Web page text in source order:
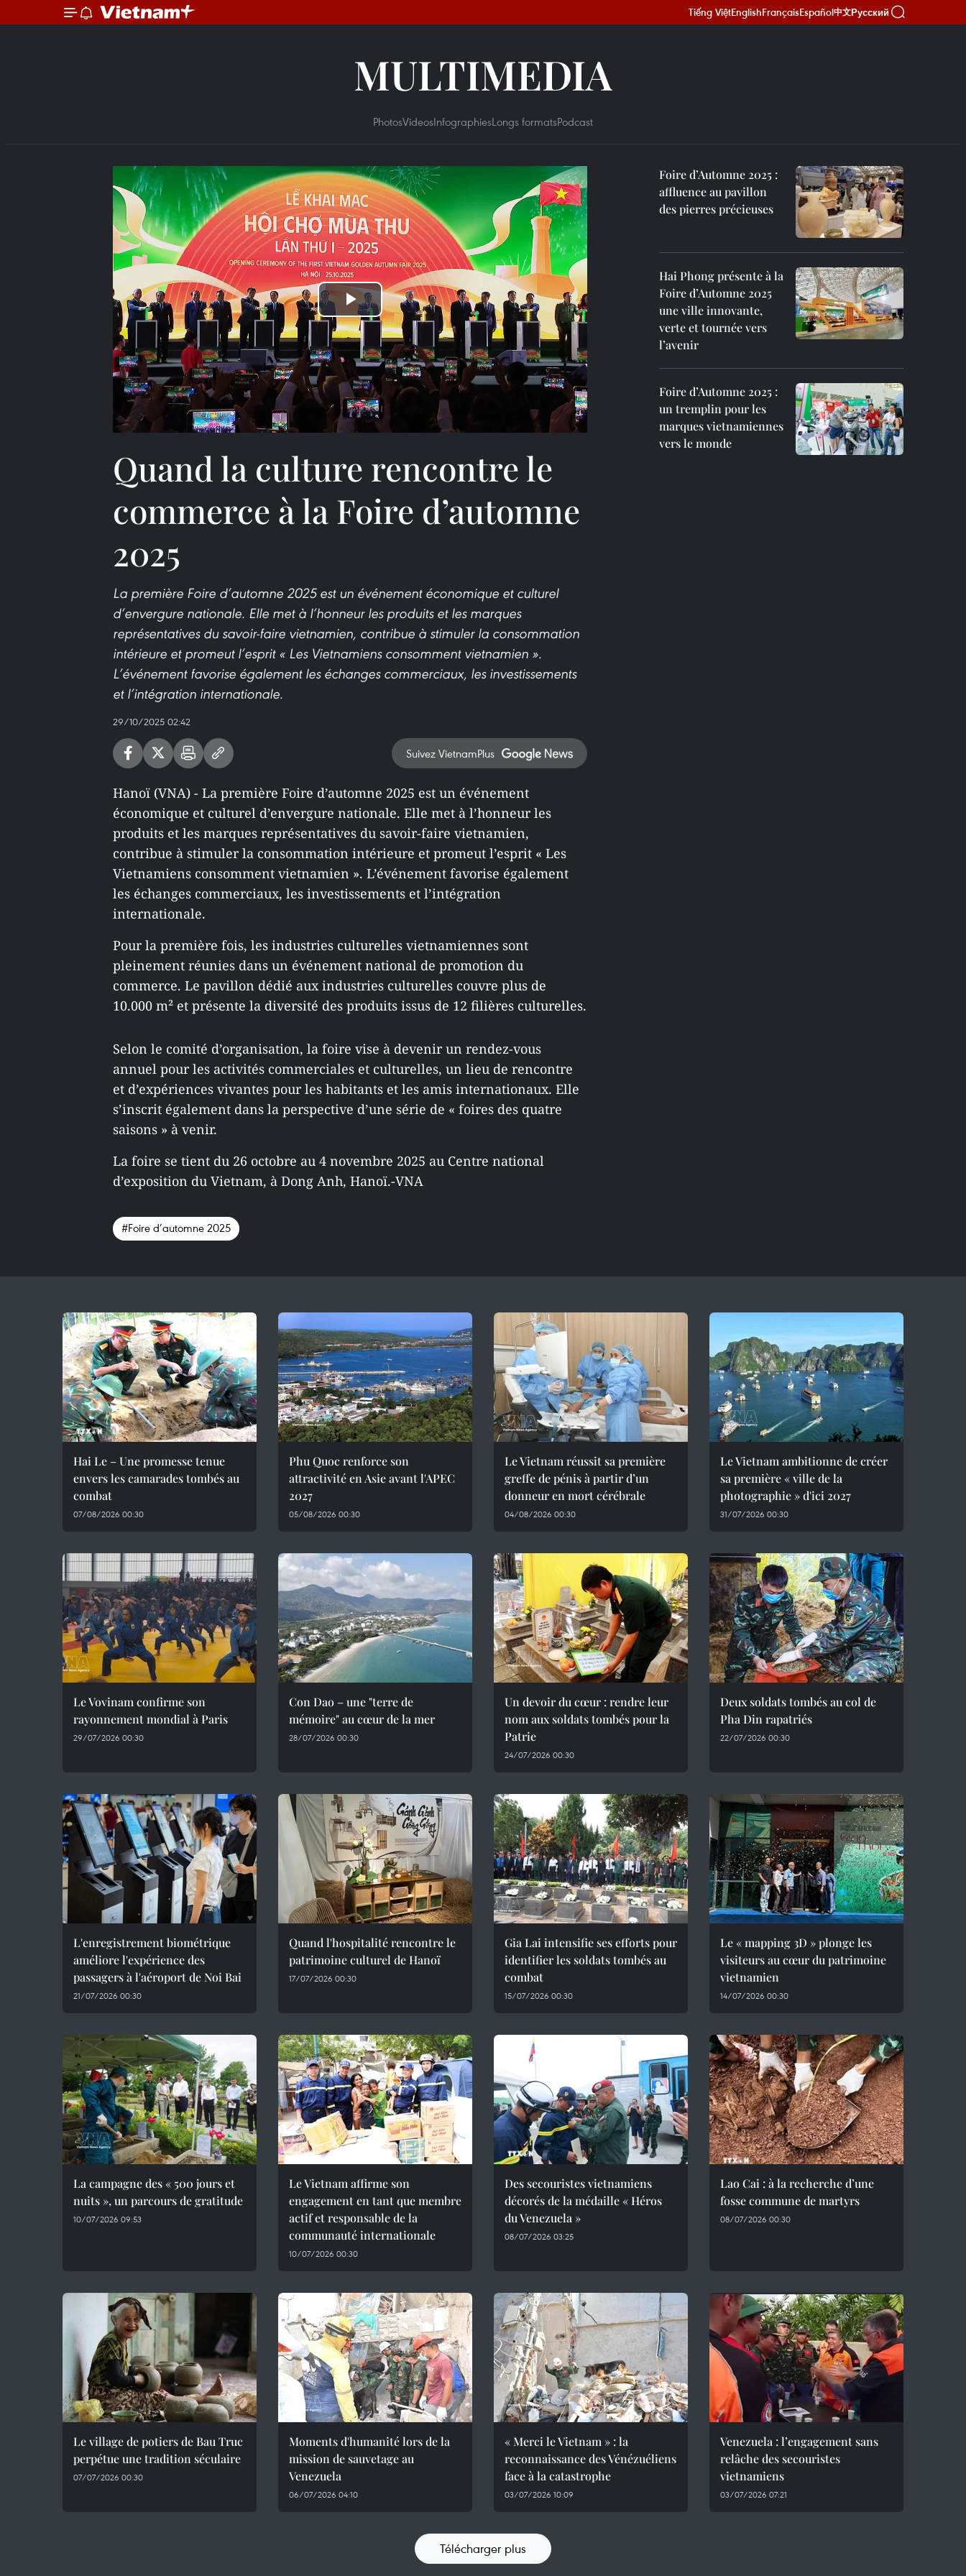
Tiếng ViệtEnglishFrançaisEspañol中文Русский
MULTIMEDIA
PhotosVideosInfographiesLongs formatsPodcast
Play
Video
Quand la culture rencontre le
commerce à la Foire d’automne
2025
La première Foire d’automne 2025 est un événement économique et culturel
d’envergure nationale. Elle met à l’honneur les produits et les marques
représentatives du savoir-faire vietnamien, contribue à stimuler la consommation
intérieure et promeut l’esprit « Les Vietnamiens consomment vietnamien ».
L’événement favorise également les échanges commerciaux, les investissements
et l’intégration internationale.
29/10/2025 02:42
Suivez VietnamPlus
Hanoï (VNA) - La première Foire d’automne 2025 est un événement
économique et culturel d’envergure nationale. Elle met à l’honneur les
produits et les marques représentatives du savoir-faire vietnamien,
contribue à stimuler la consommation intérieure et promeut l’esprit « Les
Vietnamiens consomment vietnamien ». L’événement favorise également
les échanges commerciaux, les investissements et l’intégration
internationale.
Pour la première fois, les industries culturelles vietnamiennes sont
pleinement réunies dans un événement national de promotion du
commerce. Le pavillon dédié aux industries culturelles couvre plus de
10.000 m² et présente la diversité des produits issus de 12 filières culturelles.
Selon le comité d’organisation, la foire vise à devenir un rendez-vous
annuel pour les activités commerciales et culturelles, un lieu de rencontre
et d’expériences vivantes pour les habitants et les amis internationaux. Elle
s’inscrit également dans la perspective d’une série de « foires des quatre
saisons » à venir.
La foire se tient du 26 octobre au 4 novembre 2025 au Centre national
d’exposition du Vietnam, à Dong Anh, Hanoï.-VNA
#Foire d’automne 2025
Foire d’Automne 2025 :
affluence au pavillon
des pierres précieuses
Hai Phong présente à la
Foire d’Automne 2025
une ville innovante,
verte et tournée vers
l’avenir
Foire d’Automne 2025 :
un tremplin pour les
marques vietnamiennes
vers le monde
Hai Le – Une promesse tenue
envers les camarades tombés au
combat
07/08/2026 00:30
Phu Quoc renforce son
attractivité en Asie avant l'APEC
2027
05/08/2026 00:30
Le Vietnam réussit sa première
greffe de pénis à partir d’un
donneur en mort cérébrale
04/08/2026 00:30
Le Vietnam ambitionne de créer
sa première « ville de la
photographie » d'ici 2027
31/07/2026 00:30
Le Vovinam confirme son
rayonnement mondial à Paris
29/07/2026 00:30
Con Dao – une "terre de
mémoire" au cœur de la mer
28/07/2026 00:30
Un devoir du cœur : rendre leur
nom aux soldats tombés pour la
Patrie
24/07/2026 00:30
Deux soldats tombés au col de
Pha Din rapatriés
22/07/2026 00:30
L'enregistrement biométrique
améliore l'expérience des
passagers à l'aéroport de Noi Bai
21/07/2026 00:30
Quand l'hospitalité rencontre le
patrimoine culturel de Hanoï
17/07/2026 00:30
Gia Lai intensifie ses efforts pour
identifier les soldats tombés au
combat
15/07/2026 00:30
Le « mapping 3D » plonge les
visiteurs au cœur du patrimoine
vietnamien
14/07/2026 00:30
La campagne des « 500 jours et
nuits », un parcours de gratitude
10/07/2026 09:53
Le Vietnam affirme son
engagement en tant que membre
actif et responsable de la
communauté internationale
10/07/2026 00:30
Des secouristes vietnamiens
décorés de la médaille « Héros
du Venezuela »
08/07/2026 03:25
Lao Cai : à la recherche d’une
fosse commune de martyrs
08/07/2026 00:30
Le village de potiers de Bau Truc
perpétue une tradition séculaire
07/07/2026 00:30
Moments d'humanité lors de la
mission de sauvetage au
Venezuela
06/07/2026 04:10
« Merci le Vietnam » : la
reconnaissance des Vénézuéliens
face à la catastrophe
03/07/2026 10:09
Venezuela : l’engagement sans
relâche des secouristes
vietnamiens
03/07/2026 07:21
Télécharger plus